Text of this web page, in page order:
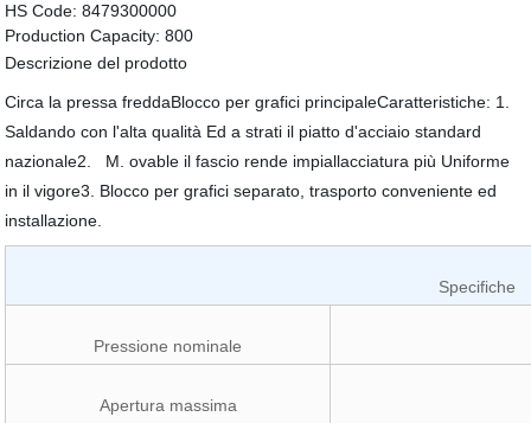
HS Code: 8479300000
Production Capacity: 800
Descrizione del prodotto
Circa la pressa freddaBlocco per grafici principaleCaratteristiche: 1.
Saldando con l'alta qualità Ed a strati il piatto d'acciaio standard
nazionale2. M. ovable il fascio rende impiallacciatura più Uniforme
in il vigore3. Blocco per grafici separato, trasporto conveniente ed
installazione.
Specifiche
Pressione nominale
Apertura massima